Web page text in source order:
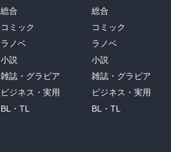
総合
コミック
ラノベ
小説
雑誌・グラビア
ビジネス・実用
BL・TL
総合
コミック
ラノベ
小説
雑誌・グラビア
ビジネス・実用
BL・TL